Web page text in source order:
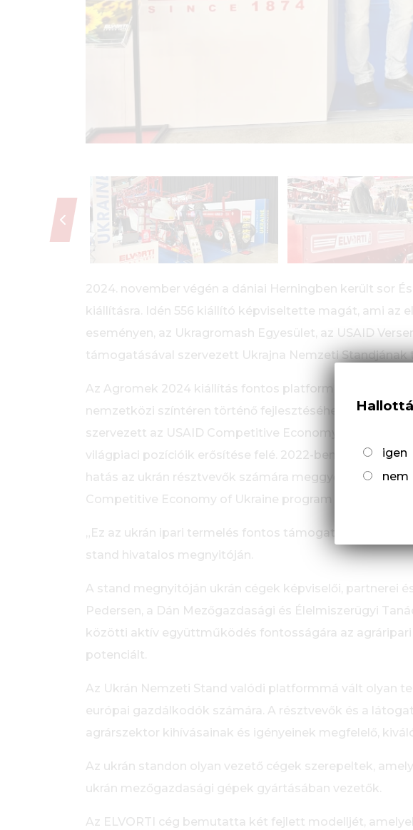
2024. november végén a dániai Herningben került sor
kiállításra. Idén 556 kiállító képviseltette magát, ami az
eseményen, az Ukragromash Egyesület, az USAID
támogatásával szervezett Ukrajna Nemzeti Standjának
Az Agromek 2024 kiállítás fontos platformot biztosít
nemzetközi színtéren történő fejlesztéséhez. Ez már a
szervezett az USAID Competitive Economy of Ukraine
világpiaci pozícióik erősítése felé. 2022-ben az első
hatás az ukrán résztvevők számára meggyőzően
Competitive Economy of Ukraine program és az
„Ez az ukrán ipari termelés fontos támogatási területe”
stand hivatalos megnyitóján.
A stand megnyitóján ukrán cégek képviselői, partnerei
Pedersen, a Dán Mezőgazdasági és Élelmiszerügyi
közötti aktív együttműködés fontosságára az
potenciált.
Az Ukrán Nemzeti Stand valódi platformmá vált olyan
európai gazdálkodók számára. A résztvevők és a
agrárszektor kihívásainak és igényeinek megfelelő,
Az ukrán standon olyan vezető cégek szerepeltek,
ukrán mezőgazdasági gépek gyártásában vezetők.
Az ELVORTI cég bemutatta két fejlett modelljét,
igen
nem